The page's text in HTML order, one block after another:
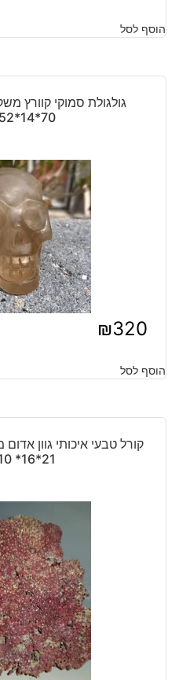
הוסף לסל
70*14*52 מ"מ
₪320
הוסף לסל
21*16* 10 ס"מ